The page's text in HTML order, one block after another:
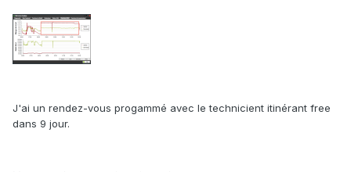
J'ai un rendez-vous progammé avec le technicient itinérant free
dans 9 jour.